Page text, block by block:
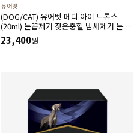
유어벳
(DOG/CAT) 유어벳 메디 아이 드롭스
(20ml) 눈꼽제거 잦은충혈 냄새제거 눈물
자국 간지러움증
23,400원